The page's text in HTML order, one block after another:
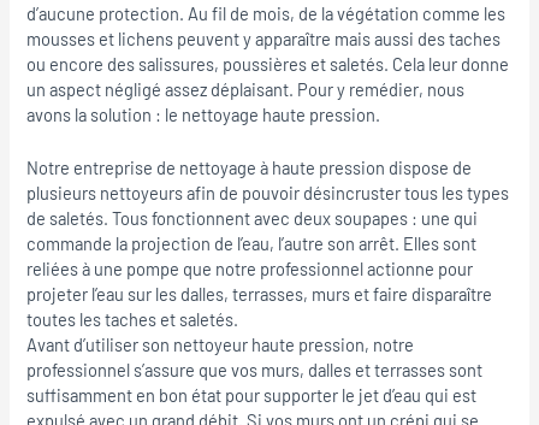
d’aucune protection. Au fil de mois, de la végétation comme les
mousses et lichens peuvent y apparaître mais aussi des taches
ou encore des salissures, poussières et saletés. Cela leur donne
un aspect négligé assez déplaisant. Pour y remédier, nous
avons la solution : le nettoyage haute pression.
Notre entreprise de nettoyage à haute pression dispose de
plusieurs nettoyeurs afin de pouvoir désincruster tous les types
de saletés. Tous fonctionnent avec deux soupapes : une qui
commande la projection de l’eau, l’autre son arrêt. Elles sont
reliées à une pompe que notre professionnel actionne pour
projeter l’eau sur les dalles, terrasses, murs et faire disparaître
toutes les taches et saletés.
Avant d’utiliser son nettoyeur haute pression, notre
professionnel s’assure que vos murs, dalles et terrasses sont
suffisamment en bon état pour supporter le jet d’eau qui est
expulsé avec un grand débit. Si vos murs ont un crépi qui se